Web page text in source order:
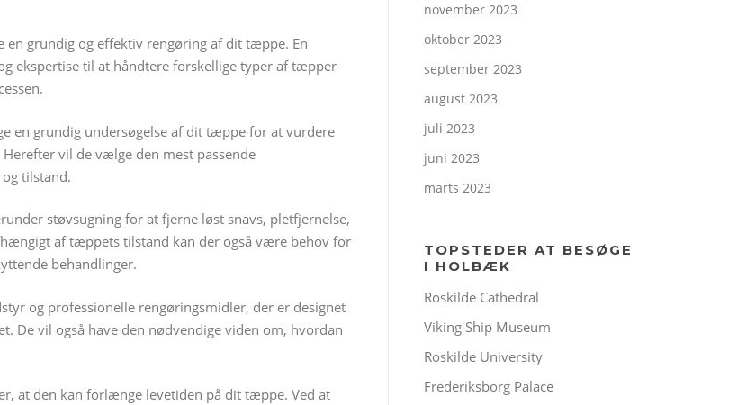
grundig og effektiv rengøring af dit tæppe. En
ekspertise til at håndtere forskellige typer af tæpper
en grundig undersøgelse af dit tæppe for at vurdere
vil de vælge den mest passende
tilstand.
støvsugning for at fjerne løst snavs, pletfjernelse,
af tæppets tilstand kan der også være behov for
behandlinger.
og professionelle rengøringsmidler, der er designet
De vil også have den nødvendige viden om, hvordan
at den kan forlænge levetiden på dit tæppe. Ved at
november 2023
oktober 2023
september 2023
august 2023
juli 2023
juni 2023
marts 2023
TOPSTEDER AT BESØGE
I HOLBÆK
Roskilde Cathedral
Viking Ship Museum
Roskilde University
Frederiksborg Palace